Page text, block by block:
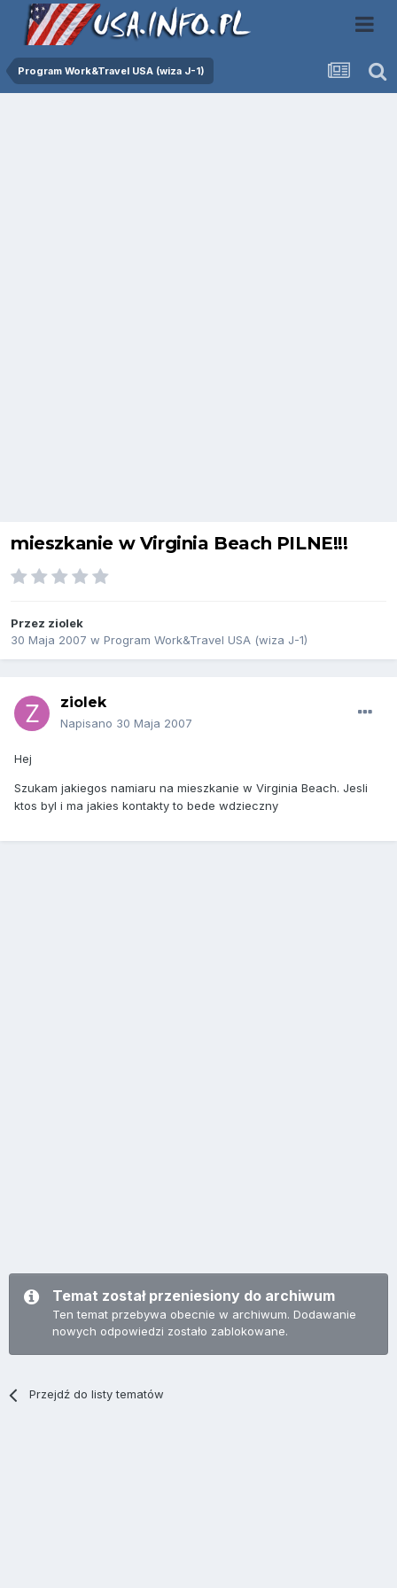
Program Work&Travel USA (wiza J-1)
mieszkanie w Virginia Beach PILNE!!!
Przez ziolek
30 Maja 2007 w Program Work&Travel USA (wiza J-1)
ziolek
Napisano 30 Maja 2007
Hej
Szukam jakiegos namiaru na mieszkanie w Virginia Beach. Jesli
ktos byl i ma jakies kontakty to bede wdzieczny
Temat został przeniesiony do archiwum
Ten temat przebywa obecnie w archiwum. Dodawanie
nowych odpowiedzi zostało zablokowane.
Przejdź do listy tematów